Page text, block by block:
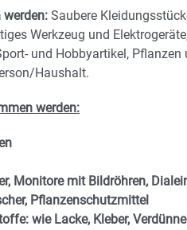
Saubere
Werkzeug und
und Hobbyartikel,
Haushalt.
werden:
Monitore mit Bildröhren,
Pflanzenschutzmittel
wie Lacke, Kleber,